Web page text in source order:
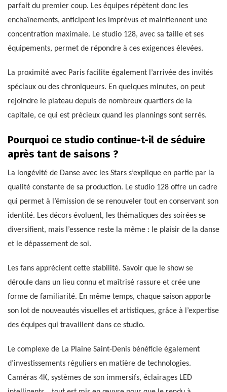
parfait du premier coup. Les équipes répètent donc les
enchaînements, anticipent les imprévus et maintiennent une
concentration maximale. Le studio 128, avec sa taille et ses
équipements, permet de répondre à ces exigences élevées.
La proximité avec Paris facilite également l’arrivée des invités
spéciaux ou des chroniqueurs. En quelques minutes, on peut
rejoindre le plateau depuis de nombreux quartiers de la
capitale, ce qui est précieux quand les plannings sont serrés.
Pourquoi ce studio continue-t-il de séduire
après tant de saisons ?
La longévité de Danse avec les Stars s’explique en partie par la
qualité constante de sa production. Le studio 128 offre un cadre
qui permet à l’émission de se renouveler tout en conservant son
identité. Les décors évoluent, les thématiques des soirées se
diversifient, mais l’essence reste la même : le plaisir de la danse
et le dépassement de soi.
Les fans apprécient cette stabilité. Savoir que le show se
déroule dans un lieu connu et maîtrisé rassure et crée une
forme de familiarité. En même temps, chaque saison apporte
son lot de nouveautés visuelles et artistiques, grâce à l’expertise
des équipes qui travaillent dans ce studio.
Le complexe de La Plaine Saint-Denis bénéficie également
d’investissements réguliers en matière de technologies.
Caméras 4K, systèmes de son immersifs, éclairages LED